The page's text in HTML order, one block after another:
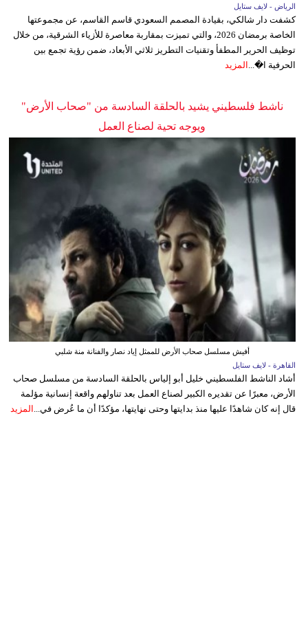
الرياض - لايف ستايل
كشفت دار شالكي، بقيادة المصمم السعودي قاسم القاسم، عن مجموعتها
الخاصة برمضان 2026، والتي تميزت بمقاربة معاصرة للأزياء الشرقية، من خلال
توظيف الحرير المطفأ وتقنيات التطريز ثلاثي الأبعاد، ضمن رؤية تجمع بين
الحرفية ا�... المزيد
ناشط فلسطيني يشيد بالحلقة السادسة من "صحاب الأرض"
ويوجه تحية لصناع العمل
أفيش مسلسل صحاب الأرض للممثل إياد نصار والفنانة منة شلبي
القاهرة - لايف ستايل
أشاد الناشط الفلسطيني خليل أبو إلياس بالحلقة السادسة من مسلسل صحاب
الأرض، معبرًا عن تقديره الكبير لصناع العمل بعد تناولهم واقعة إنسانية مؤلمة
قال إنه كان شاهدًا عليها منذ بدايتها وحتى نهايتها، مؤكدًا أن ما عُرض في... المزيد